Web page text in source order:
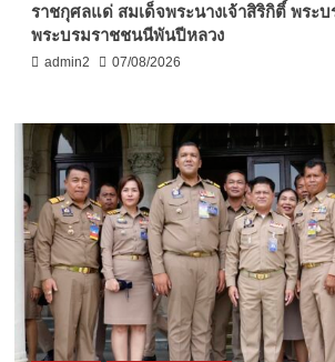
ราชกุศลแด่ สมเด็จพระนางเจ้าสิริกิติ์ พระ
พระบรมราชชนนีพันปีหลวง
admin2 07/08/2026